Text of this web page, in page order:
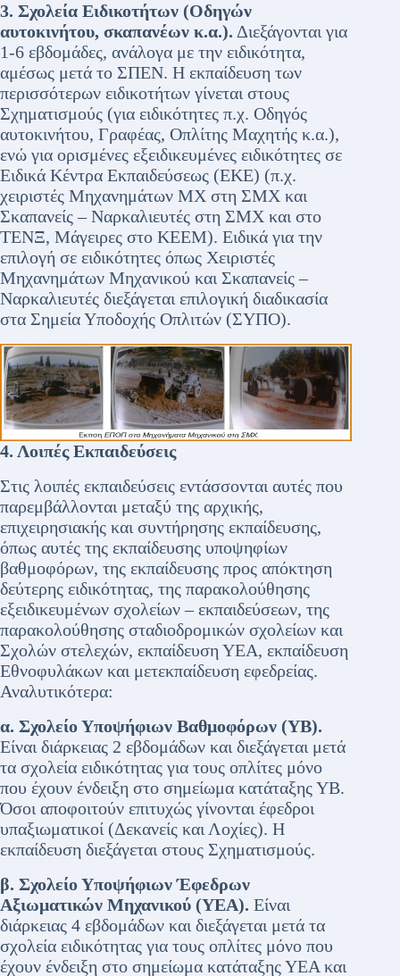
3. Σχολεία Ειδικοτήτων (Οδηγών
αυτοκινήτου, σκαπανέων κ.α.). Διεξάγονται για
1-6 εβδομάδες, ανάλογα με την ειδικότητα,
αμέσως μετά το ΣΠΕΝ. Η εκπαίδευση των
περισσότερων ειδικοτήτων γίνεται στους
Σχηματισμούς (για ειδικότητες π.χ. Οδηγός
αυτοκινήτου, Γραφέας, Οπλίτης Μαχητής κ.α.),
ενώ για ορισμένες εξειδικευμένες ειδικότητες σε
Ειδικά Κέντρα Εκπαιδεύσεως (ΕΚΕ) (π.χ.
χειριστές Μηχανημάτων ΜΧ στη ΣΜΧ και
Σκαπανείς – Ναρκαλιευτές στη ΣΜΧ και στο
ΤΕΝΞ, Μάγειρες στο ΚΕΕΜ). Ειδικά για την
επιλογή σε ειδικότητες όπως Χειριστές
Μηχανημάτων Μηχανικού και Σκαπανείς –
Ναρκαλιευτές διεξάγεται επιλογική διαδικασία
στα Σημεία Υποδοχής Οπλιτών (ΣΥΠΟ).
4. Λοιπές Εκπαιδεύσεις
Στις λοιπές εκπαιδεύσεις εντάσσονται αυτές που
παρεμβάλλονται μεταξύ της αρχικής,
επιχειρησιακής και συντήρησης εκπαίδευσης,
όπως αυτές της εκπαίδευσης υποψηφίων
βαθμοφόρων, της εκπαίδευσης προς απόκτηση
δεύτερης ειδικότητας, της παρακολούθησης
εξειδικευμένων σχολείων – εκπαιδεύσεων, της
παρακολούθησης σταδιοδρομικών σχολείων και
Σχολών στελεχών, εκπαίδευση ΥΕΑ, εκπαίδευση
Εθνοφυλάκων και μετεκπαίδευση εφεδρείας.
Αναλυτικότερα:
α. Σχολείο Υποψήφιων Βαθμοφόρων (ΥΒ).
Είναι διάρκειας 2 εβδομάδων και διεξάγεται μετά
τα σχολεία ειδικότητας για τους οπλίτες μόνο
που έχουν ένδειξη στο σημείωμα κατάταξης ΥΒ.
Όσοι αποφοιτούν επιτυχώς γίνονται έφεδροι
υπαξιωματικοί (Δεκανείς και Λοχίες). Η
εκπαίδευση διεξάγεται στους Σχηματισμούς.
β. Σχολείο Υποψήφιων Έφεδρων
Αξιωματικών Μηχανικού (ΥΕΑ). Είναι
διάρκειας 4 εβδομάδων και διεξάγεται μετά τα
σχολεία ειδικότητας για τους οπλίτες μόνο που
έχουν ένδειξη στο σημείωμα κατάταξης ΥΕΑ και